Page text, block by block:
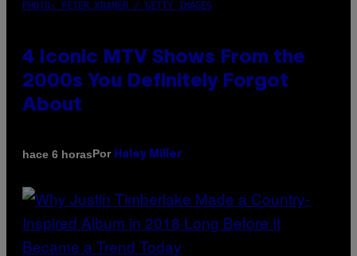
PHOTO: PETER KRAMER / GETTY IMAGES
4 Iconic MTV Shows From the
2000s You Definitely Forgot
About
hace 6 horasPor Haley Miller